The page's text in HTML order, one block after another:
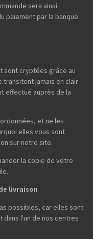
sera ainsi
paiement par la banque.
sont cryptées grâce au
transitent jamais en clair
effectué auprès de la
et ne les
elles vous sont
sur notre site.
la copie de votre
livraison
possibles, car elles sont
l'un de nos centres